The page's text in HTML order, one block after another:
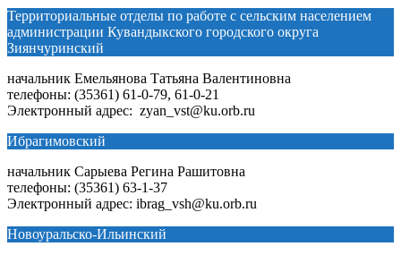
Территориальные отделы по работе с сельским населением
администрации Кувандыкского городского округа
Зиянчуринский
начальник Емельянова Татьяна Валентиновна
телефоны: (35361) 61-0-79, 61-0-21
Электронный адрес: zyan_vst@ku.orb.ru
Ибрагимовский
начальник Сарыева Регина Рашитовна
телефоны: (35361) 63-1-37
Электронный адрес: ibrag_vsh@ku.orb.ru
Новоуральско-Ильинский